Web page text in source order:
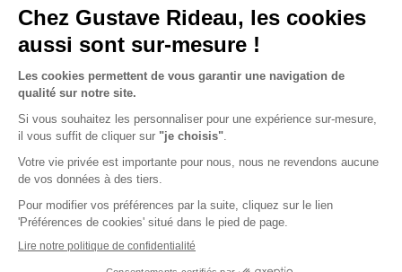
Je suis déjà client
Gustave Rideau pour les pros
© 2026 Gustave Rideau
ACTI EST - PARC ÉCO 85.1, ROUTE DE BEAUTOUR - 85036 LA ROCHE-
SUR-YON CEDEX